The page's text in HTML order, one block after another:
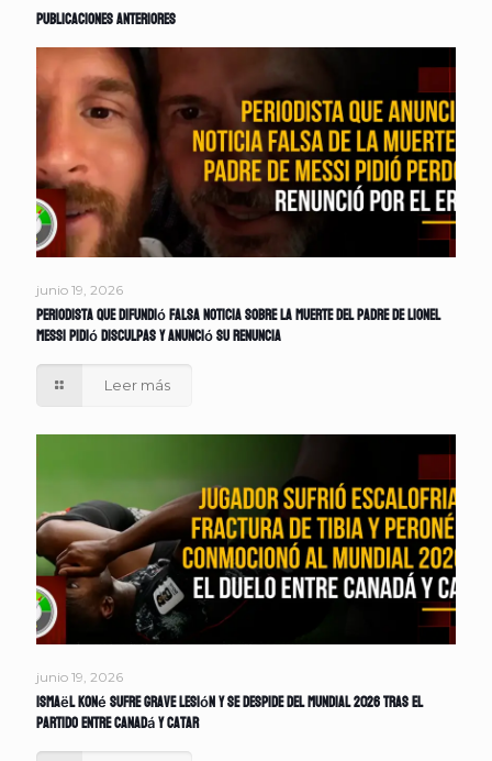
Publicaciones anteriores
junio 19, 2026
Periodista que difundió falsa noticia sobre la muerte del padre de Lionel
Messi pidió disculpas y anunció su renuncia
Leer más
junio 19, 2026
Ismaël Koné sufre grave lesión y se despide del Mundial 2026 tras el
partido entre Canadá y Catar